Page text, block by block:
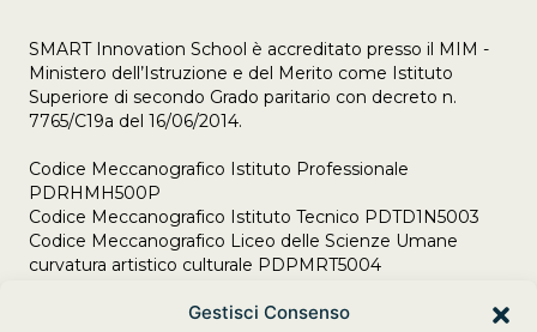
Gestisci Consenso
SMART Innovation School è accreditato presso il MIM -
Ministero dell’Istruzione e del Merito come Istituto
Superiore di secondo Grado paritario con decreto n.
7765/C19a del 16/06/2014.
Codice Meccanografico Istituto Professionale
PDRHMH500P
Codice Meccanografico Istituto Tecnico PDTD1N5003
Codice Meccanografico Liceo delle Scienze Umane
curvatura artistico culturale PDPMRT5004